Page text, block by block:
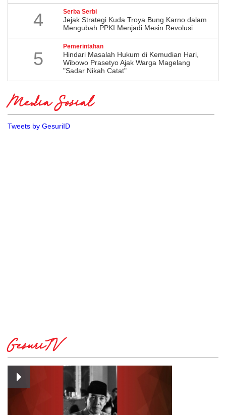
4 Serba Serbi
Jejak Strategi Kuda Troya Bung Karno dalam
Mengubah PPKI Menjadi Mesin Revolusi
5
Pemerintahan
Hindari Masalah Hukum di Kemudian Hari,
Wibowo Prasetyo Ajak Warga Magelang
"Sadar Nikah Catat"
Media Sosial
Tweets by GesuriID
GesuriTV